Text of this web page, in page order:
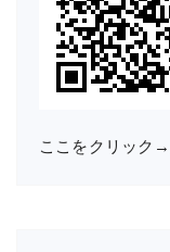
ここをクリック→